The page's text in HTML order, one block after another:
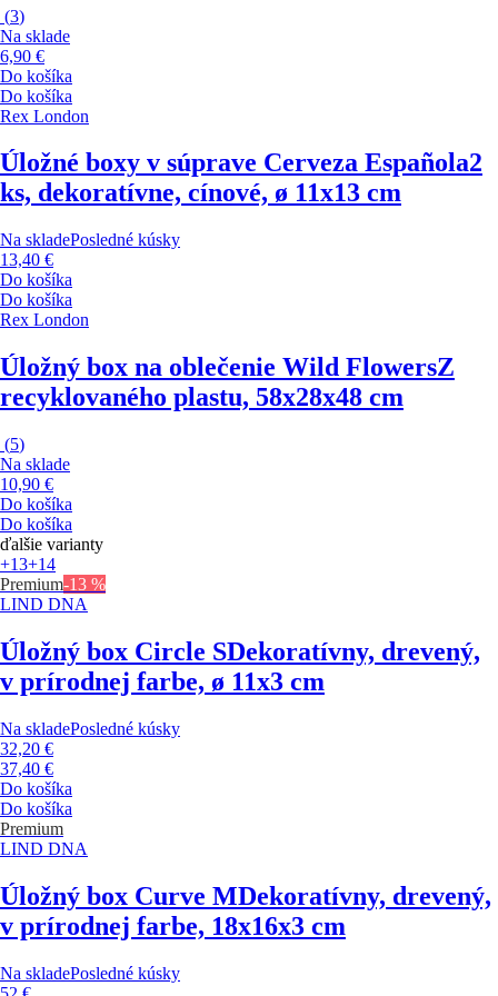
(3)
Na sklade
6,90 €
Do košíka
Do košíka
Rex London
Úložné boxy v súprave Cerveza Española2
ks, dekoratívne, cínové, ø 11x13 cm
Na skladePosledné kúsky
13,40 €
Do košíka
Do košíka
Rex London
Úložný box na oblečenie Wild FlowersZ
recyklovaného plastu, 58x28x48 cm
(5)
Na sklade
10,90 €
Do košíka
Do košíka
ďalšie varianty
+13+14
Premium-13 %
LIND DNA
Úložný box Circle SDekoratívny, drevený,
v prírodnej farbe, ø 11x3 cm
Na skladePosledné kúsky
32,20 €
37,40 €
Do košíka
Do košíka
Premium
LIND DNA
Úložný box Curve MDekoratívny, drevený,
v prírodnej farbe, 18x16x3 cm
Na skladePosledné kúsky